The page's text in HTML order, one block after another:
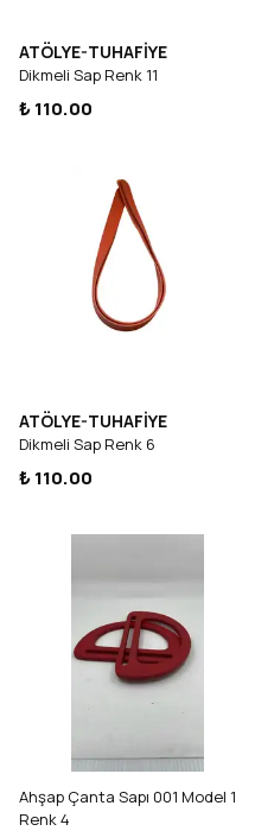
ATÖLYE-TUHAFİYE
Dikmeli Sap Renk 11
₺ 110.00
ATÖLYE-TUHAFİYE
Dikmeli Sap Renk 6
₺ 110.00
Ahşap Çanta Sapı 001 Model 1
Renk 4